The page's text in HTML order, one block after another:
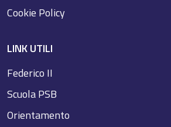
Cookie Policy
LINK UTILI
Federico II
Scuola PSB
Orientamento